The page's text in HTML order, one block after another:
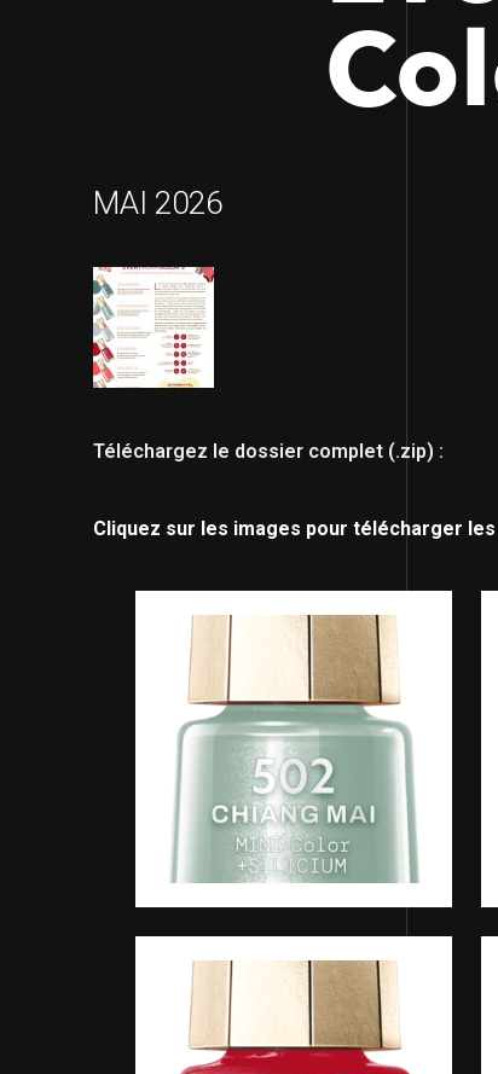
MAI 2026
Téléchargez le dossier complet (.zip) :
Cliquez sur les images pour télécharger